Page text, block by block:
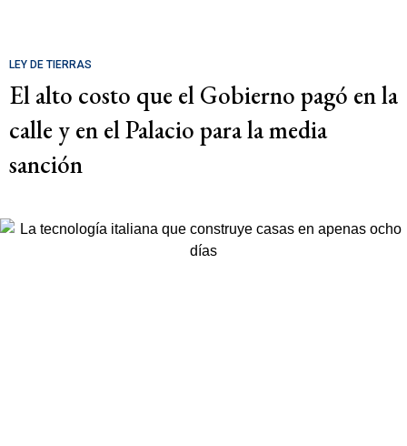
LEY DE TIERRAS
El alto costo que el Gobierno pagó en la
calle y en el Palacio para la media
sanción